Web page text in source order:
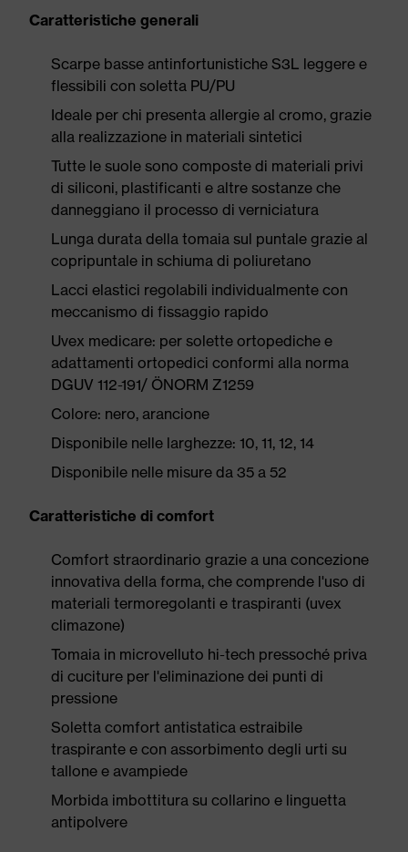
Caratteristiche generali
Scarpe basse antinfortunistiche S3L leggere e
flessibili con soletta PU/PU
Ideale per chi presenta allergie al cromo, grazie
alla realizzazione in materiali sintetici
Tutte le suole sono composte di materiali privi
di siliconi, plastificanti e altre sostanze che
danneggiano il processo di verniciatura
Lunga durata della tomaia sul puntale grazie al
copripuntale in schiuma di poliuretano
Lacci elastici regolabili individualmente con
meccanismo di fissaggio rapido
Uvex medicare: per solette ortopediche e
adattamenti ortopedici conformi alla norma
DGUV 112-191/ ÖNORM Z1259
Colore: nero, arancione
Disponibile nelle larghezze: 10, 11, 12, 14
Disponibile nelle misure da 35 a 52
Caratteristiche di comfort
Comfort straordinario grazie a una concezione
innovativa della forma, che comprende l'uso di
materiali termoregolanti e traspiranti (uvex
climazone)
Tomaia in microvelluto hi-tech pressoché priva
di cuciture per l'eliminazione dei punti di
pressione
Soletta comfort antistatica estraibile
traspirante e con assorbimento degli urti su
tallone e avampiede
Morbida imbottitura su collarino e linguetta
antipolvere